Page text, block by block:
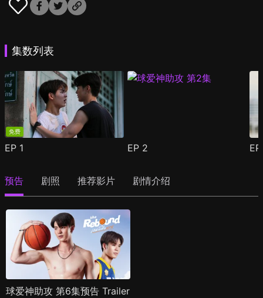
集数列表
免费
EP 1 EP 2
预告 剧照 推荐影片 剧情介绍
球爱神助攻 第6集预告 Trailer